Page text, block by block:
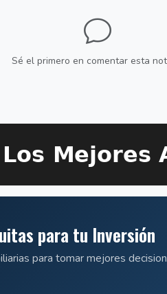
Sé el primero en comentar esta
para tu Inversión
para tomar mejores